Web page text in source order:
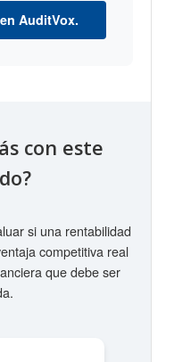
AuditVox.
con este
si una rentabilidad
competitiva real
que debe ser